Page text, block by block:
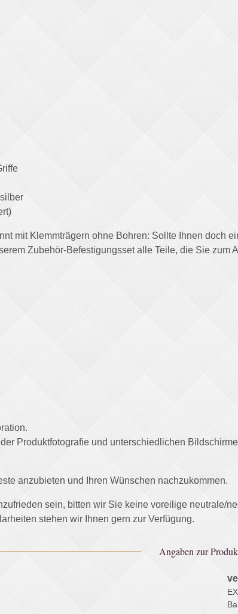
mit Klemmträgern ohne Bohren: Sollte Ihnen doch
Zubehör-Befestigungsset alle Teile, die Sie zum
Produktfotografie und unterschiedlichen
anzubieten und Ihren Wünschen nachzukommen.
sein, bitten wir Sie keine voreilige neutrale/
stehen wir Ihnen gern zur Verfügung.
Angaben zur